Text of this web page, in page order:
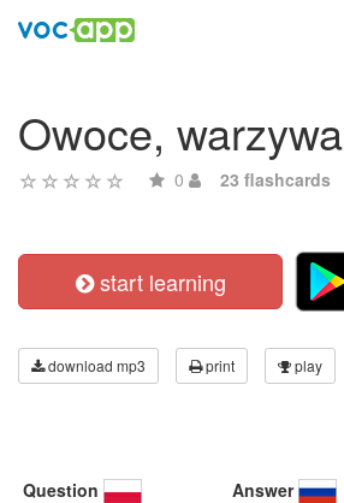
Owoce, warzywa
0 23 flashcards
start learning
download mp3 print play
Question Answer